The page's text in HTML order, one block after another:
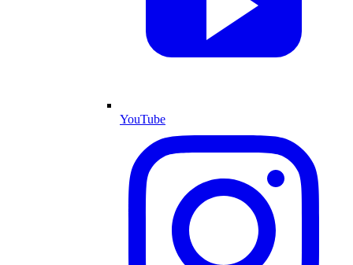
YouTube